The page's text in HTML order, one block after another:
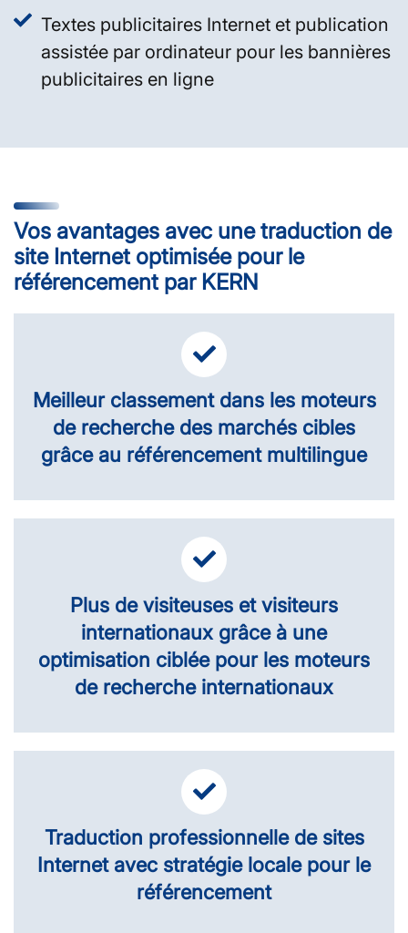
Textes publicitaires Internet et publication
assistée par ordinateur pour les bannières
publicitaires en ligne
Vos avantages avec une traduction de
site Internet optimisée pour le
référencement par KERN
Meilleur classement dans les moteurs
de recherche des marchés cibles
grâce au référencement multilingue
Plus de visiteuses et visiteurs
internationaux grâce à une
optimisation ciblée pour les moteurs
de recherche internationaux
Traduction professionnelle de sites
Internet avec stratégie locale pour le
référencement